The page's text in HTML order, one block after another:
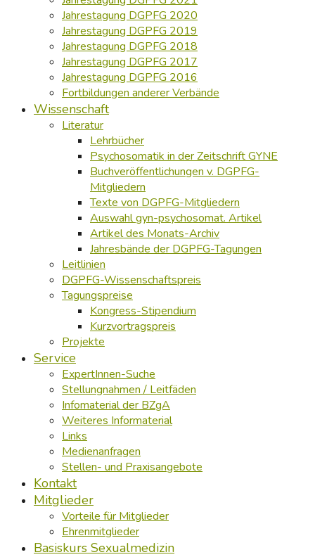
Jahrestagung DGPFG 2020
Jahrestagung DGPFG 2019
Jahrestagung DGPFG 2018
Jahrestagung DGPFG 2017
Jahrestagung DGPFG 2016
Fortbildungen anderer Verbände
Wissenschaft
Literatur
Lehrbücher
Psychosomatik in der Zeitschrift GYNE
Buchveröffentlichungen v. DGPFG-
Mitgliedern
Texte von DGPFG-Mitgliedern
Auswahl gyn-psychosomat. Artikel
Artikel des Monats-Archiv
Jahresbände der DGPFG-Tagungen
Leitlinien
DGPFG-Wissenschaftspreis
Tagungspreise
Kongress-Stipendium
Kurzvortragspreis
Projekte
Service
ExpertInnen-Suche
Stellungnahmen / Leitfäden
Infomaterial der BZgA
Weiteres Informaterial
Links
Medienanfragen
Stellen- und Praxisangebote
Kontakt
Mitglieder
Vorteile für Mitglieder
Ehrenmitglieder
Basiskurs Sexualmedizin